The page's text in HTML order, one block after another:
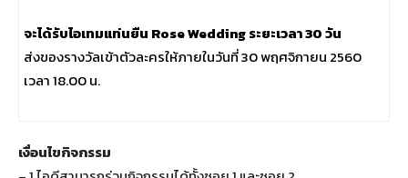
จะได้รับไอเทมแท่นยืน Rose Wedding ระยะเวลา 30 วัน
ส่งของรางวัลเข้าตัวละครให้ภายในวันที่ 30 พฤศจิกายน 2560
เวลา 18.00 น.
เงื่อนไขกิจกรรม